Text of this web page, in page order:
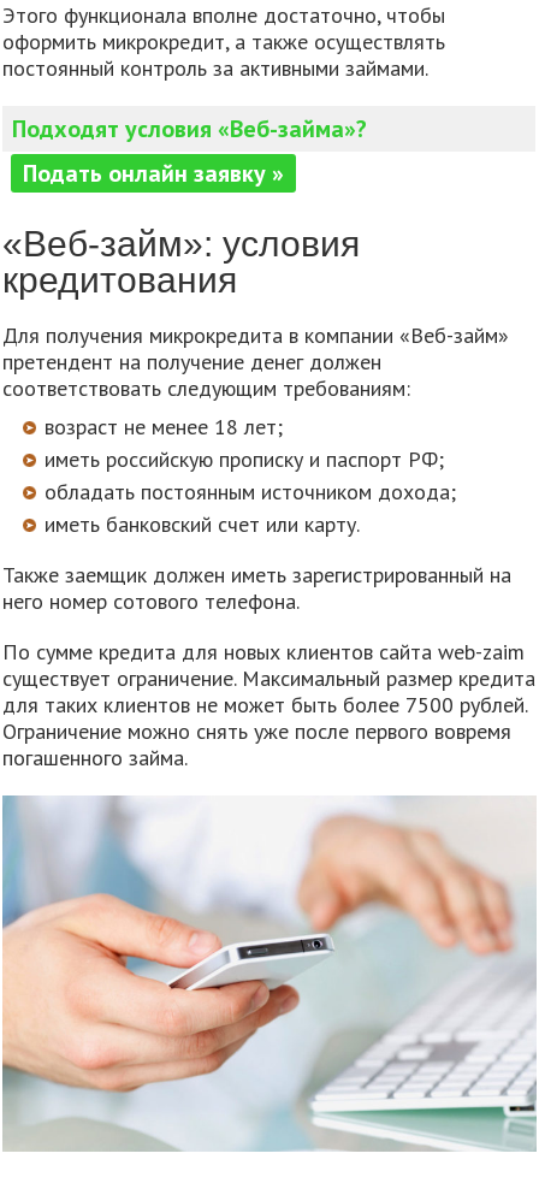
Этого функционала вполне достаточно, чтобы
оформить микрокредит, а также осуществлять
постоянный контроль за активными займами.
Подходят условия «Веб-займа»?
Подать онлайн заявку »
«Веб-займ»: условия
кредитования
Для получения микрокредита в компании «Веб-займ»
претендент на получение денег должен
соответствовать следующим требованиям:
возраст не менее 18 лет;
иметь российскую прописку и паспорт РФ;
обладать постоянным источником дохода;
иметь банковский счет или карту.
Также заемщик должен иметь зарегистрированный на
него номер сотового телефона.
По сумме кредита для новых клиентов сайта web-zaim
существует ограничение. Максимальный размер кредита
для таких клиентов не может быть более 7500 рублей.
Ограничение можно снять уже после первого вовремя
погашенного займа.